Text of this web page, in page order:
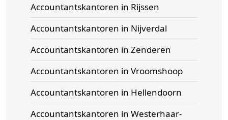
Accountantskantoren in Rijssen
Accountantskantoren in Nijverdal
Accountantskantoren in Zenderen
Accountantskantoren in Vroomshoop
Accountantskantoren in Hellendoorn
Accountantskantoren in Westerhaar-